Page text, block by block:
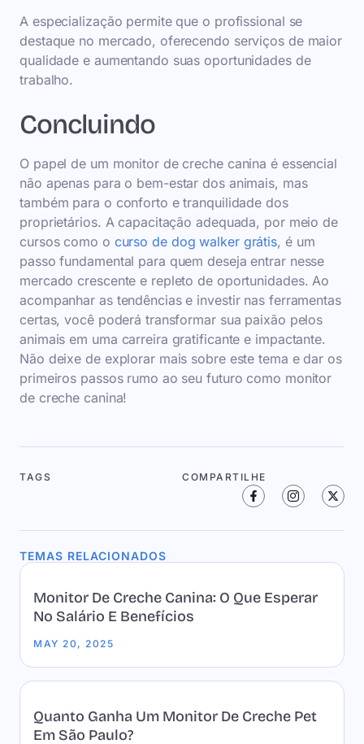
A especialização permite que o profissional se
destaque no mercado, oferecendo serviços de maior
qualidade e aumentando suas oportunidades de
trabalho.
Concluindo
O papel de um monitor de creche canina é essencial
não apenas para o bem-estar dos animais, mas
também para o conforto e tranquilidade dos
proprietários. A capacitação adequada, por meio de
cursos como o curso de dog walker grátis, é um
passo fundamental para quem deseja entrar nesse
mercado crescente e repleto de oportunidades. Ao
acompanhar as tendências e investir nas ferramentas
certas, você poderá transformar sua paixão pelos
animais em uma carreira gratificante e impactante.
Não deixe de explorar mais sobre este tema e dar os
primeiros passos rumo ao seu futuro como monitor
de creche canina!
TAGS COMPARTILHE
TEMAS RELACIONADOS
Monitor De Creche Canina: O Que Esperar
No Salário E Benefícios
MAY 20, 2025
Quanto Ganha Um Monitor De Creche Pet
Em São Paulo?